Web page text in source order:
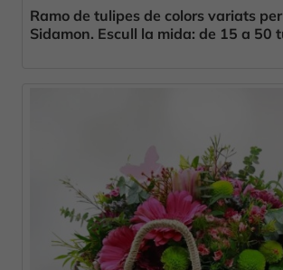
Ramo de tulipes de colors variats
Sidamon. Escull la mida: de 15 a 50